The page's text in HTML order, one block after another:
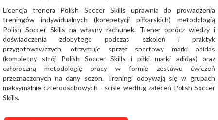
Licencja trenera Polish Soccer Skills uprawnia do prowadzenia
treningów indywidualnych (korepetycji piłkarskich) metodologią
Polish Soccer Skills na własny rachunek. Trener oprócz wiedzy i
doświadczenia zdobytego podczas szkoleń i praktyk
przygotowawczych, otrzymuje sprzęt sportowy marki adidas
(kompletny strój Polish Soccer Skills i piłki marki adidas) oraz
całoroczną metodologię pracy w formie zestawu ćwiczeń
przeznaczonych na dany sezon. Treningi odbywają się w grupach
maksymalnie czteroosobowych - ściśle według zaleceń Polish Soccer
Skills.